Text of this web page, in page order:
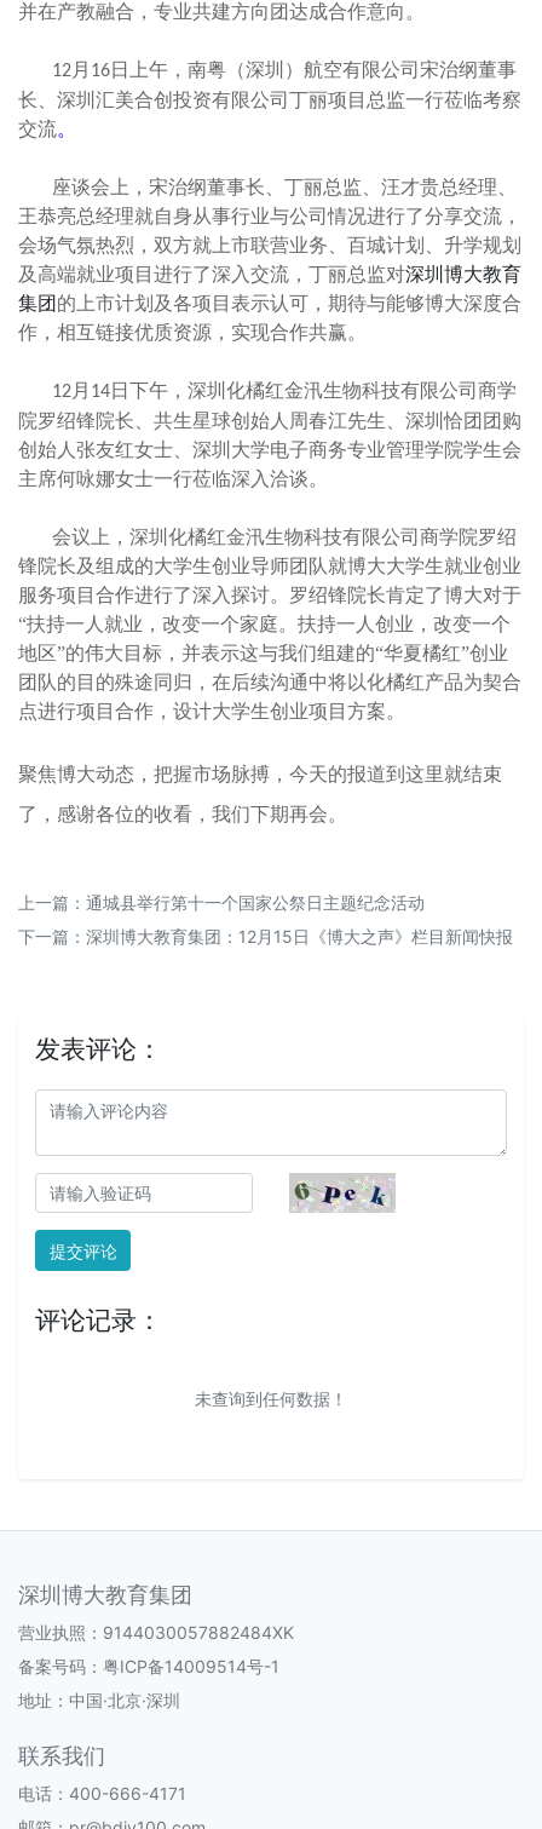
并在产教融合，专业共建方向团达成合作意向。
12月 16日 上午 ， 南粤（深圳）航空有限公司宋治纲董事
长、深圳汇美合创投资有限公司丁丽项目总监一行莅临考察
交流。
座谈会上，宋治纲董事长、丁丽总监、汪才贵总经理、
王恭亮总经理就自身从事行业与公司情况进行了分享交流，
会场气氛热烈，双方就 上市联营业务、 百城计划、升学规划
及高端就业项目进行了深入交流，丁丽总监对深圳博大教育
集团 的上市计划及各项目表示认可， 期待与能够博大深度合
作， 相互链接优质资源，实现合作共赢。
12月 14日下午，深圳化橘红金汛生物科技有限公司商学
院罗绍锋院长、共生星球创始人周春江先生、深圳恰团团购
创始人张友红女士、深圳大学电子商务专业管理学院学生会
主席何咏娜女士一行莅临深入洽谈。
会议上， 深圳化橘红金汛生物科技有限公司商学院罗绍
锋院长及组成的大学生创业导师团队就博大大学生就业创业
服务项目合作进行了深入探讨。罗绍锋院长肯定了博大对于
“扶持一人就业，改变一个家庭。扶持一人创业，改变一个
地区”的伟大目标，并表示这与我们组建的“华夏橘红”创业
团队的目的殊途同归，在后续沟通中将以化橘红产品为契合
点进行项目合作，设计大学生创业项目方案。
聚焦博大动态，把握市场脉搏，今天的报道到这里就结束
了，感谢各位的收看，我们下期再会。
上一篇： 通城县举行第十一个国家公祭日主题纪念活动
下一篇： 深圳博大教育集团：12月15日《博大之声》栏目新闻快报
发表评论：
提交评论
评论记录：
未查询到任何数据！
深圳博大教育集团
营业执照：9144030057882484XK
备案号码： 粤ICP备14009514号-1
地址：中国·北京·深圳
联系我们
电话：400-666-4171